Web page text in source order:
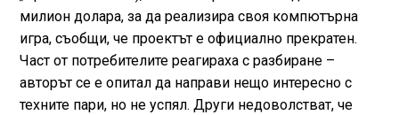
милион долара, за да реализира своя компютърна
игра, съобщи, че проектът е официално прекратен.
Част от потребителите реагираха с разбиране –
авторът се е опитал да направи нещо интересно с
техните пари, но не успял. Други недоволстват, че